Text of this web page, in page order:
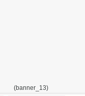
(banner_13)